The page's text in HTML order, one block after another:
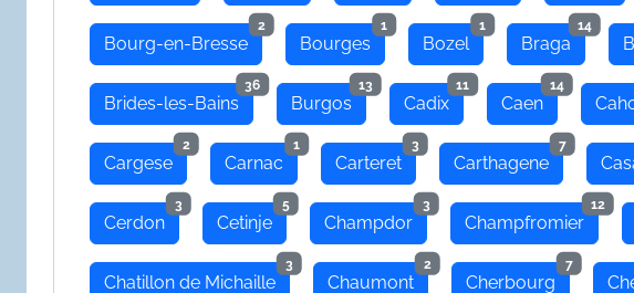
Bourg-en-Bresse
2
Bourges
1
Bozel
1
Braga
14
Brides-les-Bains
36
Burgos
13
Cadix
11
Caen
14
Cargese
2
Carnac
1
Carteret
3
Carthagene
7
Cerdon
3
Cetinje
5
Champdor
3
Champfromier
12
Chatillon de Michaille
3
Chaumont
2
Cherbourg
7